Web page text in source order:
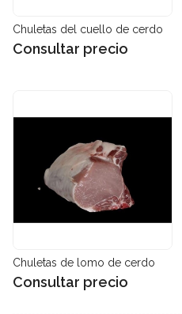
Chuletas del cuello de cerdo
Consultar precio
Chuletas de lomo de cerdo
Consultar precio